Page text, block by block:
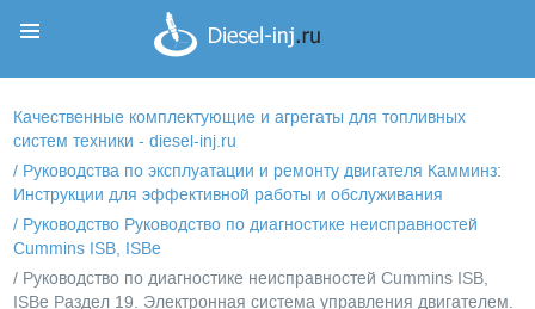
Качественные комплектующие и агрегаты для топливных
систем техники - diesel-inj.ru
/ Руководства по эксплуатации и ремонту двигателя Камминз:
Инструкции для эффективной работы и обслуживания
/ Руководство Руководство по диагностике неисправностей
Cummins ISB, ISBe
/ Руководство по диагностике неисправностей Cummins ISB,
ISBe Раздел 19. Электронная система управления двигателем.